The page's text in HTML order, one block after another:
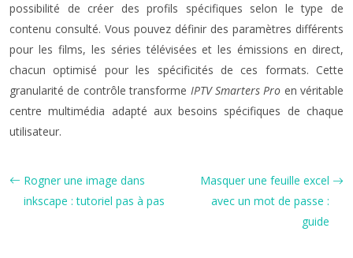
possibilité de créer des profils spécifiques selon le type de
contenu consulté. Vous pouvez définir des paramètres différents
pour les films, les séries télévisées et les émissions en direct,
chacun optimisé pour les spécificités de ces formats. Cette
granularité de contrôle transforme IPTV Smarters Pro en véritable
centre multimédia adapté aux besoins spécifiques de chaque
utilisateur.
Rogner une image dans
inkscape : tutoriel pas à pas
Masquer une feuille excel
avec un mot de passe :
guide